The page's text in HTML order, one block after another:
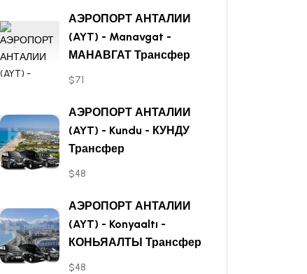
АЭРОПОРТ АНТАЛИИ
(AYT) - Manavgat -
МАНАВГАТ Трансфер
$71
АЭРОПОРТ АНТАЛИИ
(AYT) - Kundu - КУНДУ
Трансфер
$48
АЭРОПОРТ АНТАЛИИ
(AYT) - Konyaaltı -
КОНЬЯАЛТЫ Трансфер
$48